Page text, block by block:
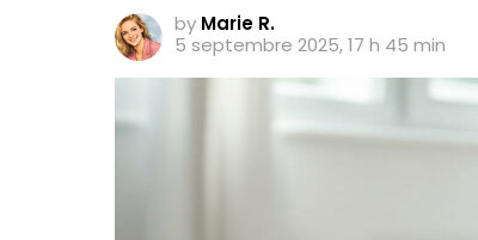
by Marie R.
5 septembre 2025, 17 h 45 min